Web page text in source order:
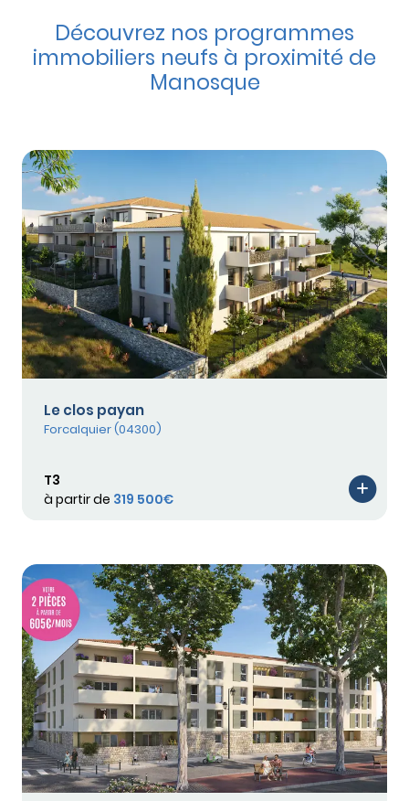
Découvrez nos programmes
immobiliers neufs à proximité de
Manosque
Le clos payan
Forcalquier (04300)
T3
à partir de 319 500€